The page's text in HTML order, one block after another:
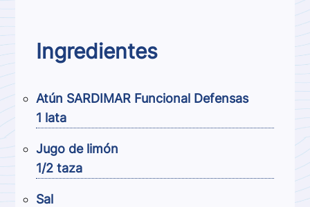
Ingredientes
Atún SARDIMAR Funcional Defensas
1 lata
Jugo de limón
1/2 taza
Sal